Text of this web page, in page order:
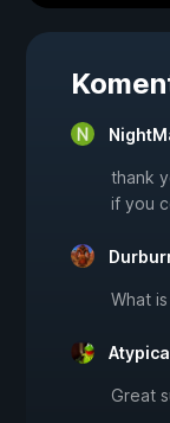
thank
if you
What
Great